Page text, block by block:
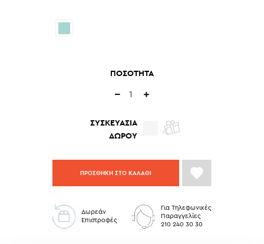
ΠΟΣΟΤΗΤΑ
ΣΥΣΚΕΥΑΣΙΑ
ΔΩΡΟΥ
ΠΡΟΣΘΗΚΗ ΣΤΟ ΚΑΛΑΘΙ
Δωρεάν
Επιστροφές
Για Τηλεφωνικές
Παραγγελίες
210 240 30 30